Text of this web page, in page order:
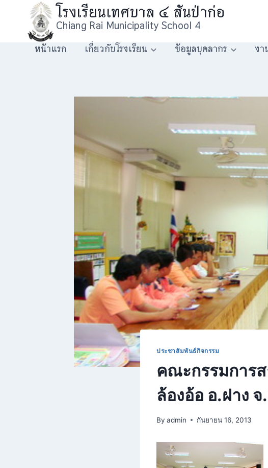
content
โรงเรียนเทศบาล ๔ สันป่าก่อ
Chiang Rai Municipality School 4
หน้าแรก เกี่ยวกับโรงเรียน ข้อมูลบุคลากร งา
ประชาสัมพันธ์กิจกรรม
คณะกรรมการ
ล้องอ้อ อ.ฝาง
By admin กันยายน 16, 2013